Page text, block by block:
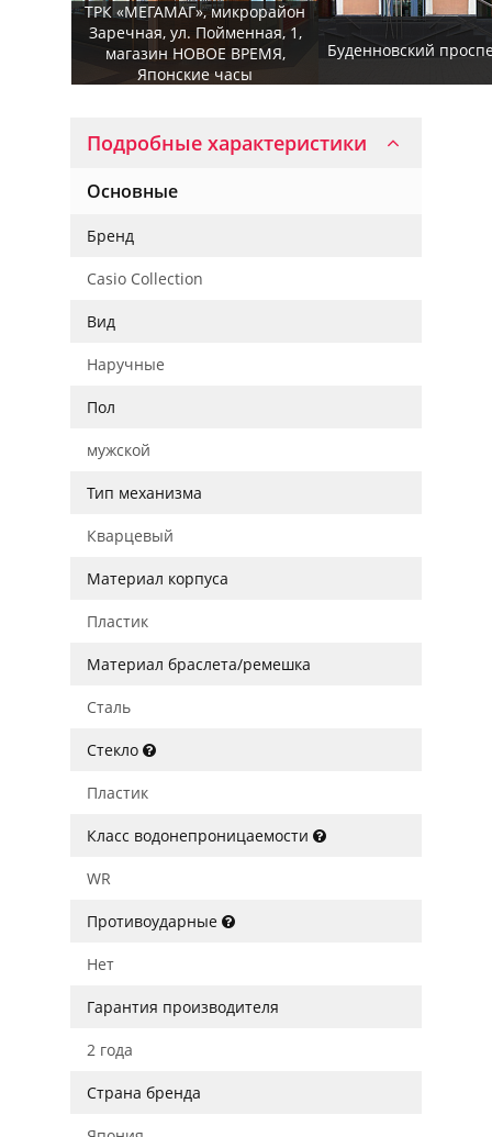
ТРК «МЕГАМАГ», микрорайон
Заречная, ул. Пойменная, 1,
магазин НОВОЕ ВРЕМЯ,
Японские часы
Буденновский
Подробные характеристики
Основные
Бренд
Casio Collection
Вид
Наручные
Пол
мужской
Тип механизма
Кварцевый
Материал корпуса
Пластик
Материал браслета/ремешка
Сталь
Стекло
Пластик
Класс водонепроницаемости
WR
Противоударные
Нет
Гарантия производителя
2 года
Страна бренда